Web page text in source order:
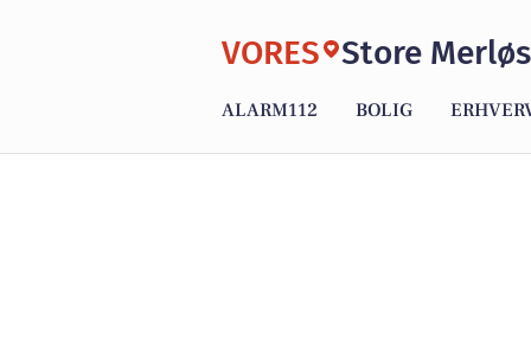
VORES Store
ALARM112 BOLIG